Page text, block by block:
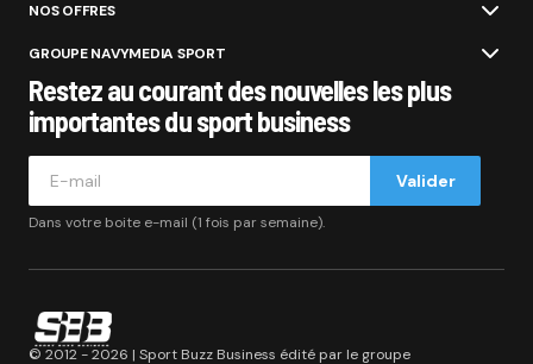
NOS OFFRES
GROUPE NAVYMEDIA SPORT
Restez au courant des nouvelles les plus
importantes du sport business
Valider
Dans votre boite e-mail (1 fois par semaine).
© 2012 - 2026 | Sport Buzz Business édité par le groupe